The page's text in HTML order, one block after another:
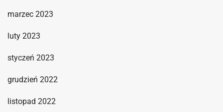
marzec 2023
luty 2023
styczeń 2023
grudzień 2022
listopad 2022